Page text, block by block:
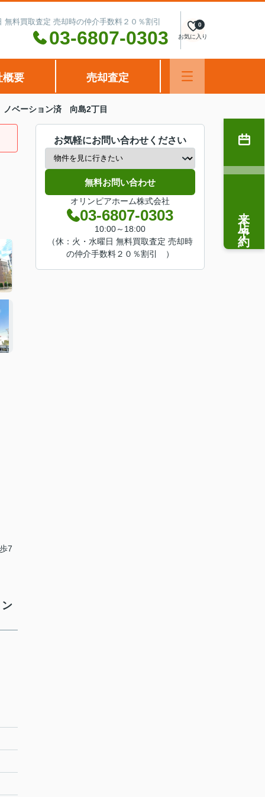
料買取査定 売却時の仲介手数料２０％割引
03-6807-0303 お気に入り
0
概要 売却査定
ベーション済 向島2丁目
7
お気軽にお問い合わせください
無料お問い合わせ
オリンピアホーム株式会社
03-6807-0303
10:00～18:00
（休：火・水曜日 無料買取査定 売却時
の仲介手数料２０％割引 ）
来店予約